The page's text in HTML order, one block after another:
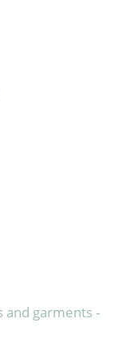
and garments -